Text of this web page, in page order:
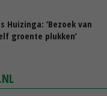
Huizinga: ‘Bezoek van
groente plukken’